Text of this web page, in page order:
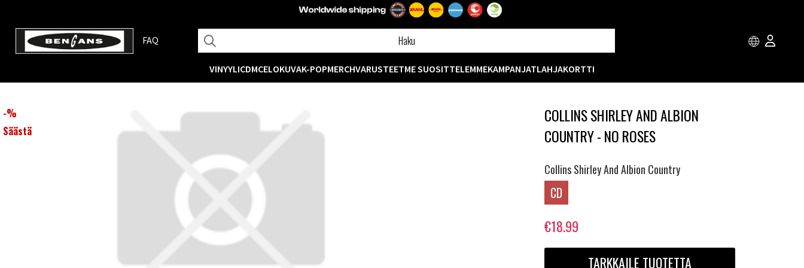
FAQ
VINYYLICDMCELOKUVAK-POPMERCHVARUSTEETME SUOSITTELEMMEKAMPANJATLAHJAKORTTI
-%
Säästä
COLLINS SHIRLEY AND ALBION
COUNTRY - NO ROSES
Collins Shirley And Albion Country
CD
€18.99
TARKKAILE TUOTETTA